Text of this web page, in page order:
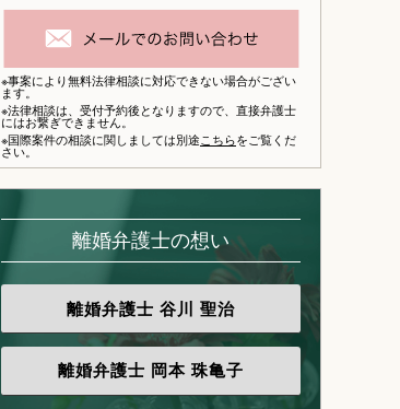
※事案により無料法律相談に対応できない場合がござい
ます。
※法律相談は、 受付予約後となりますので、 直接弁護士
にはお繋ぎできません。
※国際案件の相談に関しましては別途こちらをご覧くだ
さい。
離婚弁護士の想い
離婚弁護士 谷川 聖治
離婚弁護士 岡本 珠亀子